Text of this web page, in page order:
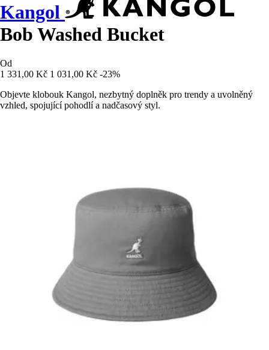
Kangol
Bob Washed Bucket
Od
1 331,00 Kč 1 031,00 Kč -23%
Objevte klobouk Kangol, nezbytný doplněk pro trendy a uvolněný
vzhled, spojující pohodlí a nadčasový styl.